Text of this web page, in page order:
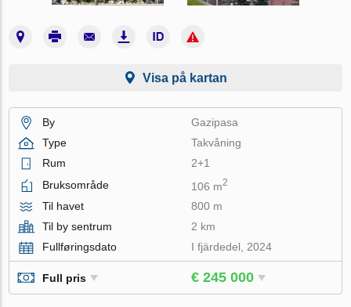
Visa på kartan
By
Gazipasa
Type
Takvåning
Rum
2+1
Bruksområde
106 m2
Til havet
800 m
Til by sentrum
2 km
Fullføringsdato
I fjärdedel, 2024
Full pris € 245 000